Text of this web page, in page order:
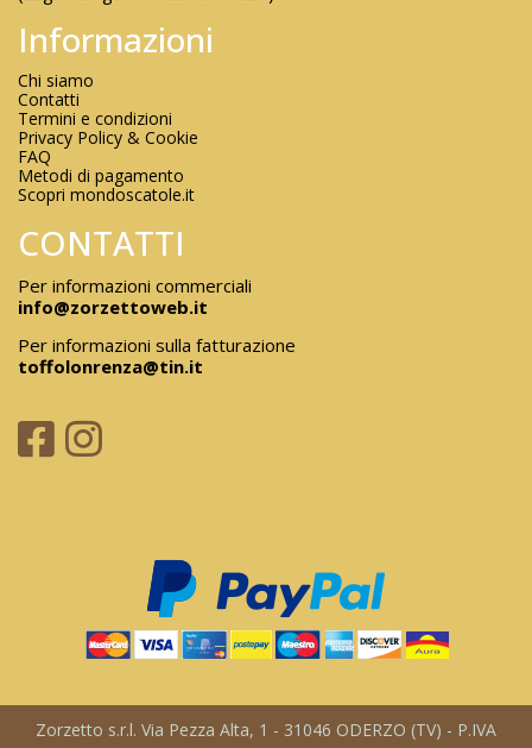
Informazioni
Chi siamo
Contatti
Termini e condizioni
Privacy Policy & Cookie
FAQ
Metodi di pagamento
Scopri mondoscatole.it
CONTATTI
Per informazioni commerciali
info@zorzettoweb.it
Per informazioni sulla fatturazione
toffolonrenza@tin.it
Zorzetto s.r.l. Via Pezza Alta, 1 - 31046 ODERZO (TV) - P.IVA